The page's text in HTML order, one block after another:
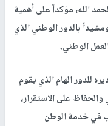
الله، مؤكداً على أهمية
بالدور الوطني الذي
الوطني.
للدور الهام الذي يقوم
والحفاظ على الاستقرار،
في خدمة الوطن